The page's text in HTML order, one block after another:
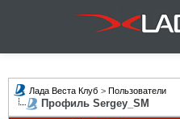
Лада Веста Клуб > Пользователи
Профиль Sergey_SM